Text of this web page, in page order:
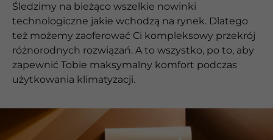
Śledzimy na bieżąco wszelkie nowinki
technologiczne jakie wchodzą na rynek. Dlatego
też możemy zaoferować Ci kompleksowy przekrój
różnorodnych rozwiązań. A to wszystko, po to, aby
zapewnić Tobie maksymalny komfort podczas
użytkowania klimatyzacji.